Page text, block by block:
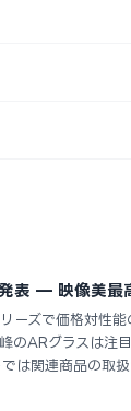
— 映像美最
ズで価格対性能
ARグラスは注
は関連商品の取